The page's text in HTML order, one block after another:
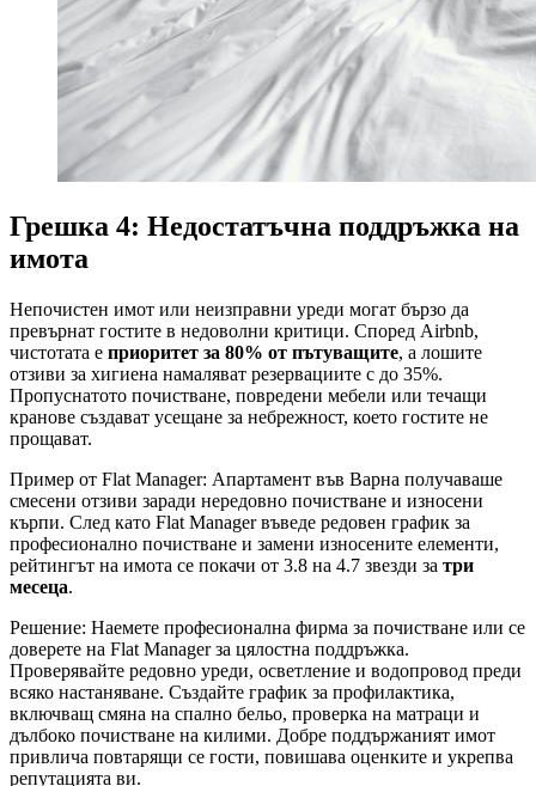
Грешка 4: Недостатъчна поддръжка на
имота
Непочистен имот или неизправни уреди могат бързо да
превърнат гостите в недоволни критици. Според Airbnb,
чистотата е приоритет за 80% от пътуващите, а лошите
отзиви за хигиена намаляват резервациите с до 35%.
Пропуснатото почистване, повредени мебели или течащи
кранове създават усещане за небрежност, което гостите не
прощават.
Пример от Flat Manager: Апартамент във Варна получаваше
смесени отзиви заради нередовно почистване и износени
кърпи. След като Flat Manager въведе редовен график за
професионално почистване и замени износените елементи,
рейтингът на имота се покачи от 3.8 на 4.7 звезди за три
месеца.
Решение: Наемете професионална фирма за почистване или се
доверете на Flat Manager за цялостна поддръжка.
Проверявайте редовно уреди, осветление и водопровод преди
всяко настаняване. Създайте график за профилактика,
включващ смяна на спално бельо, проверка на матраци и
дълбоко почистване на килими. Добре поддържаният имот
привлича повтарящи се гости, повишава оценките и укрепва
репутацията ви.